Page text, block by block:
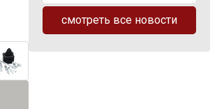
доброе — и в делах, и в жизни.
Спасибо, что
смотреть все новости